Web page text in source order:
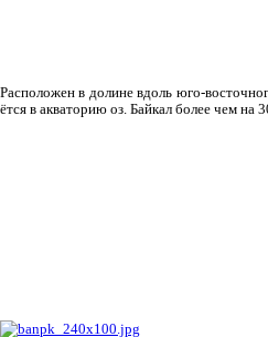
Рас­положен в долине вдоль юго-
ётся в акваторию оз. Байкал более чем на